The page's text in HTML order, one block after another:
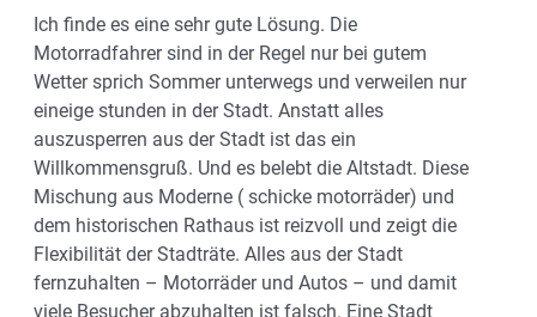
Ich finde es eine sehr gute Lösung. Die
Motorradfahrer sind in der Regel nur bei gutem
Wetter sprich Sommer unterwegs und verweilen nur
eineige stunden in der Stadt. Anstatt alles
auszusperren aus der Stadt ist das ein
Willkommensgruß. Und es belebt die Altstadt. Diese
Mischung aus Moderne ( schicke motorräder) und
dem historischen Rathaus ist reizvoll und zeigt die
Flexibilität der Stadträte. Alles aus der Stadt
fernzuhalten – Motorräder und Autos – und damit
viele Besucher abzuhalten ist falsch. Eine Stadt